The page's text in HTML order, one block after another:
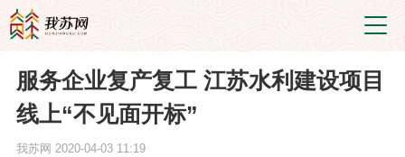
服务企业复产复工 江苏水利建设项目
线上“不见面开标”
我苏网 2020-04-03 11:19